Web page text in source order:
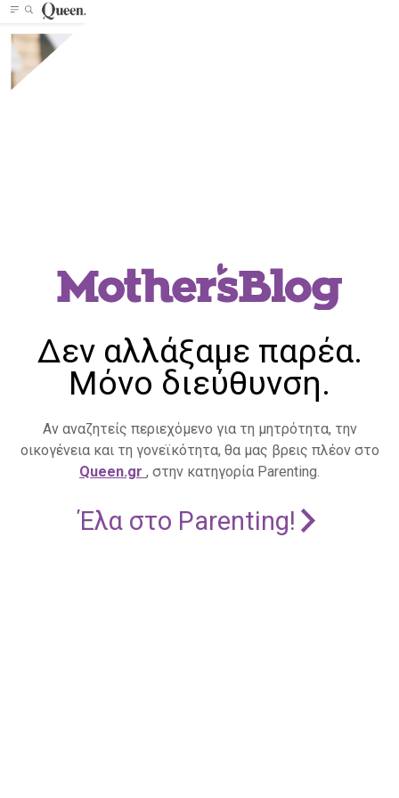
Δεν αλλάξαμε παρέα.
Μόνο διεύθυνση.
Αν αναζητείς περιεχόμενο για τη μητρότητα, την
οικογένεια και τη γονεϊκότητα, θα μας βρεις πλέον στο
Queen.gr , στην κατηγορία Parenting.
Έλα στο Parenting!